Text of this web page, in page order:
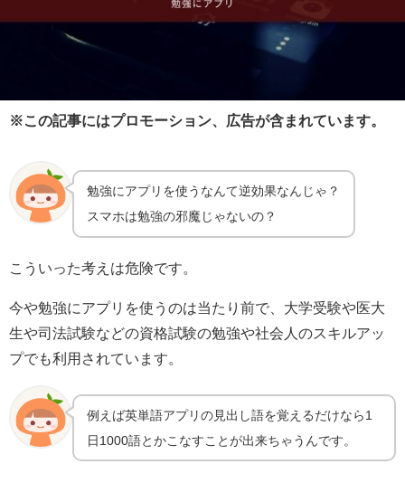
※この記事にはプロモーション、広告が含まれています。
勉強にアプリを使うなんて逆効果なんじゃ？
スマホは勉強の邪魔じゃないの？
こういった考えは危険です。
今や勉強にアプリを使うのは当たり前で、大学受験や医大
生や司法試験などの資格試験の勉強や社会人のスキルアッ
プでも利用されています。
例えば英単語アプリの見出し語を覚えるだけなら1
日1000語とかこなすことが出来ちゃうんです。